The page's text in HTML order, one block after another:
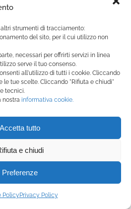
strumenti di tracciamento:
del sito, per il cui utilizzo non
necessari per offrirti servizi in linea
serve il tuo consenso.
all'utilizzo di tutti i cookie. Cliccando
le tue scelte. Cliccando "Rifiuta e chiudi"
tecnici.
nostra informativa cookie.
Accetta tutto
e chiudi
Preferenze
Policy Privacy Policy
22, Nicola Cancelli è il
mister: “Grandi motivazioni
stagione”
2026
confermato Giacomo
ripartire”
ultima senza punti per gli
2026